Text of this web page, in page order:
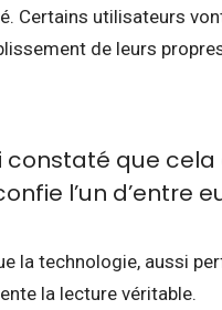
Certains utilisateurs
de leurs
constaté que
l’un d’entre
la technologie, aussi
la lecture véritable.